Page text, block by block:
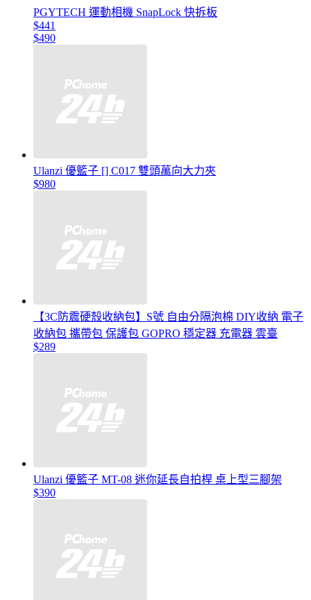
PGYTECH 運動相機 SnapLock 快拆板
$441
$490
Ulanzi 優籃子 [] C017 雙頭萬向大力夾
$980
【3C防震硬殼收納包】S號 自由分隔泡棉 DIY收納 電子
收納包 攜帶包 保護包 GOPRO 穩定器 充電器 雲臺
$289
Ulanzi 優籃子 MT-08 迷你延長自拍桿 桌上型三腳架
$390